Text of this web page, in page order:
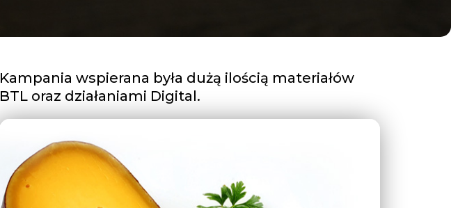
Kampania wspierana była dużą ilością materiałów
BTL oraz działaniami Digital.